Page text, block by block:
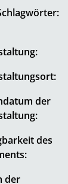
der
des
der